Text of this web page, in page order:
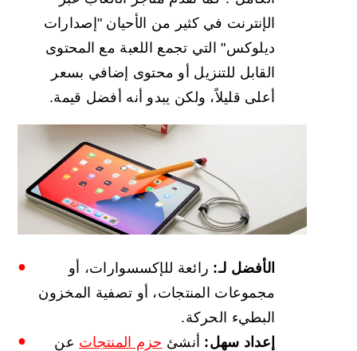
الإنترنت في كثير من الأحيان "إصدارات
ديلوكس" التي تجمع اللعبة مع المحتوى
القابل للتنزيل أو محتوى إضافي بسعر
أعلى قليلاً، ولكن يبدو أنه أفضل قيمة.
الأفضل لـ: رائعة للإكسسوارات، أو
مجموعات المنتجات، أو تصفية المخزون
البطيء الحركة.
إعداد سهل: أنشئ حزم المنتجات عن